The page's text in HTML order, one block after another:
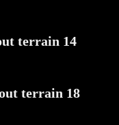
terrain 14
terrain 18